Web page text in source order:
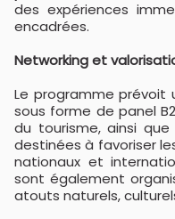
des expériences
encadrées.
Networking et
Le programme prévoit
sous forme de panel
du tourisme, ainsi
destinées à favoriser
nationaux et
sont également
atouts naturels,